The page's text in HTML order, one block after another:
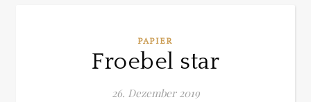
PAPIER
Froebel star
26. Dezember 2019